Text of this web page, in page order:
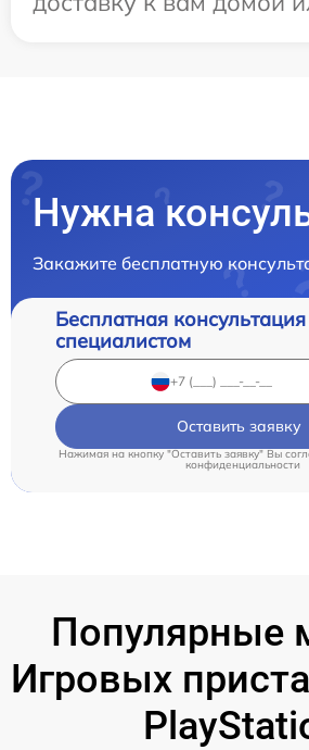
Нужна
Закажите бесплатную
Бесплатная
специалистом
Оставить заявку
Нажимая на кнопку "Оставить заявку" Вы
конфиденциальности
Популярные
Игровых